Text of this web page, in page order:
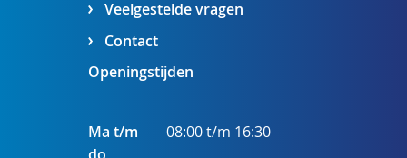
Veelgestelde vragen
Contact
Openingstijden
Ma t/m
08:00 t/m 16:30